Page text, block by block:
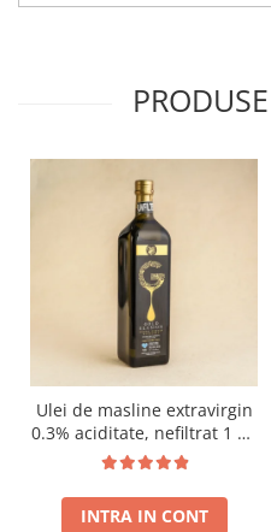
Ulei de masline extravirgin
0.3% aciditate, nefiltrat 1 L -
presat la rece RECOLTA
INTRA IN CONT